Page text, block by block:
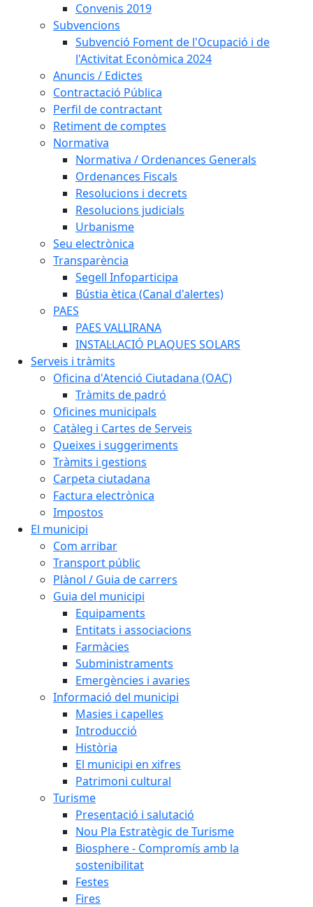
Convenis 2019
Subvencions
Subvenció Foment de l'Ocupació i de
l'Activitat Econòmica 2024
Anuncis / Edictes
Contractació Pública
Perfil de contractant
Retiment de comptes
Normativa
Normativa / Ordenances Generals
Ordenances Fiscals
Resolucions i decrets
Resolucions judicials
Urbanisme
Seu electrònica
Transparència
Segell Infoparticipa
Bústia ètica (Canal d'alertes)
PAES
PAES VALLIRANA
INSTAL·LACIÓ PLAQUES SOLARS
Serveis i tràmits
Oficina d'Atenció Ciutadana (OAC)
Tràmits de padró
Oficines municipals
Catàleg i Cartes de Serveis
Queixes i suggeriments
Tràmits i gestions
Carpeta ciutadana
Factura electrònica
Impostos
El municipi
Com arribar
Transport públic
Plànol / Guia de carrers
Guia del municipi
Equipaments
Entitats i associacions
Farmàcies
Subministraments
Emergències i avaries
Informació del municipi
Masies i capelles
Introducció
Història
El municipi en xifres
Patrimoni cultural
Turisme
Presentació i salutació
Nou Pla Estratègic de Turisme
Biosphere - Compromís amb la
sostenibilitat
Festes
Fires